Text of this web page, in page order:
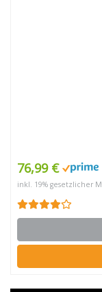
76,99 €
inkl. 19% gesetzlicher